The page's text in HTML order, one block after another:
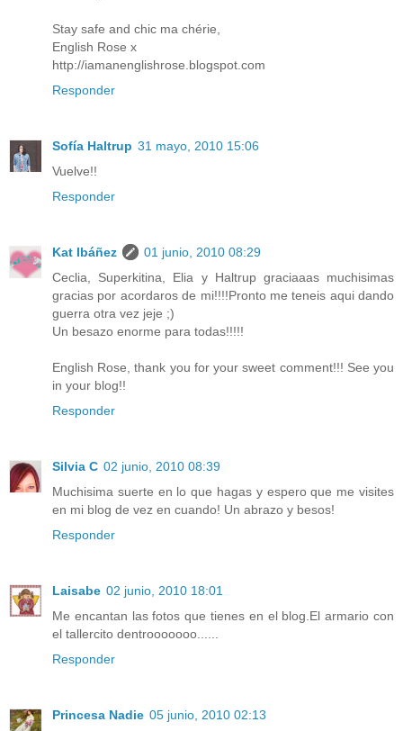
Stay safe and chic ma chérie,
English Rose x
http://iamanenglishrose.blogspot.com
Responder
Sofía Haltrup 31 mayo, 2010 15:06
Vuelve!!
Responder
Kat Ibáñez
01 junio, 2010 08:29
Ceclia, Superkitina, Elia y Haltrup graciaaas muchisimas
gracias por acordaros de mi!!!!Pronto me teneis aqui dando
guerra otra vez jeje ;)
Un besazo enorme para todas!!!!!
English Rose, thank you for your sweet comment!!! See you
in your blog!!
Responder
Silvia C 02 junio, 2010 08:39
Muchisima suerte en lo que hagas y espero que me visites
en mi blog de vez en cuando! Un abrazo y besos!
Responder
Laisabe 02 junio, 2010 18:01
Me encantan las fotos que tienes en el blog.El armario con
el tallercito dentrooooooo......
Responder
Princesa Nadie 05 junio, 2010 02:13